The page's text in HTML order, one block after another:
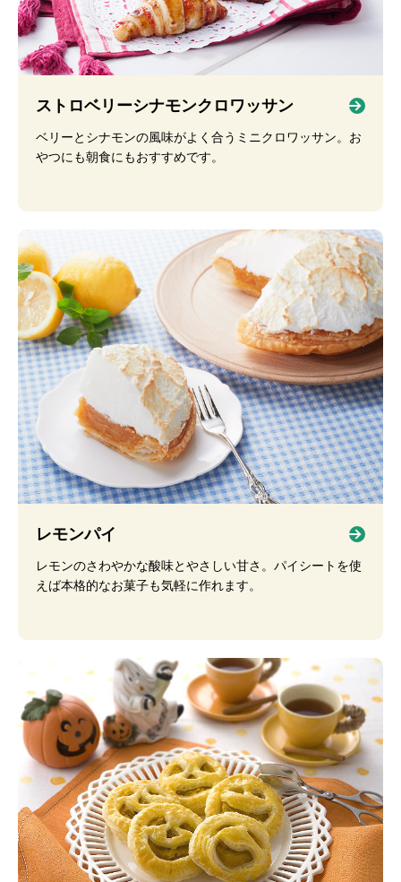
ストロベリーシナモンクロワッサン
ベリーとシナモンの風味がよく合うミニクロワッサン。お
やつにも朝食にもおすすめです。
レモンパイ
レモンのさわやかな酸味とやさしい甘さ。パイシートを使
えば本格的なお菓子も気軽に作れます。